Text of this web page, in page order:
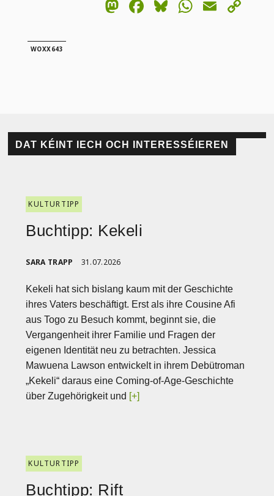
Mastodon
Facebook
BlueskyEmail
WOXX643
DAT KÉINT IECH OCH INTERESSÉIEREN
KULTURTIPP
Buchtipp: Kekeli
SARA TRAPP 31.07.2026
Kekeli hat sich bislang kaum mit der Geschichte
ihres Vaters beschäftigt. Erst als ihre Cousine Afi
aus Togo zu Besuch kommt, beginnt sie, die
Vergangenheit ihrer Familie und Fragen der
eigenen Identität neu zu betrachten. Jessica
Mawuena Lawson entwickelt in ihrem Debütroman
„Kekeli“ daraus eine Coming-of-Age-Geschichte
über Zugehörigkeit und [+]
KULTURTIPP
Buchtipp: Rift